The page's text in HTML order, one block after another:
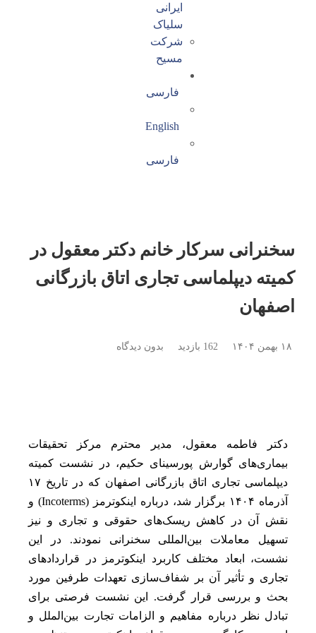
ایرانی
سلیاک
شرکت
مسیح
فارسی
English
فارسی
سخنرانی سرکار خانم دکتر معقول در
کمیته دیپلماسی تجاری اتاق بازرگانی
اصفهان
۱۸ بهمن ۱۴۰۴ 162 بازدید بدون دیدگاه
دکتر فاطمه معقول، مدیر محترم مرکز تحقیقات
بیماری‌های گوارش پورسینای حکیم، در نشست کمیته
دیپلماسی تجاری اتاق بازرگانی اصفهان که در تاریخ ۱۷
آذرماه ۱۴۰۴ برگزار شد، درباره اینکوترمز (Incoterms) و
نقش آن در کاهش ریسک‌های حقوقی و تجاری و نیز
تسهیل معاملات بین‌المللی سخنرانی نمودند. در این
نشست، ابعاد مختلف کاربرد اینکوترمز در قراردادهای
تجاری و تأثیر آن بر شفاف‌سازی تعهدات طرفین مورد
بحث و بررسی قرار گرفت. این نشست فرصتی برای
تبادل نظر درباره مفاهیم و الزامات تجارت بین‌الملل و